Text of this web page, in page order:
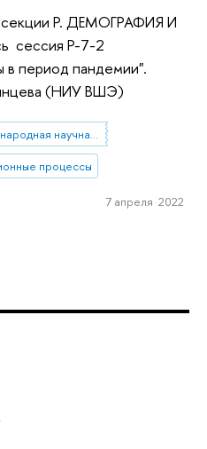
секции P. ДЕМОГРАФИЯ И
сессия P-7-2
период пандемии".
(НИУ ВШЭ)
XVIII Ясинская Международная научная конференция
процессы
7 апреля 2022